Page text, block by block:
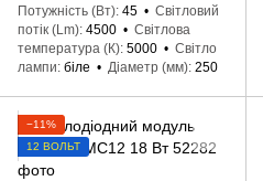
Потужність (Вт) 45
Світловий
потік (Lm) 4500
Світлова
температура (К) 5000
Світло
лампи біле Діаметр (мм) 250
−11%
12 ВОЛЬТ